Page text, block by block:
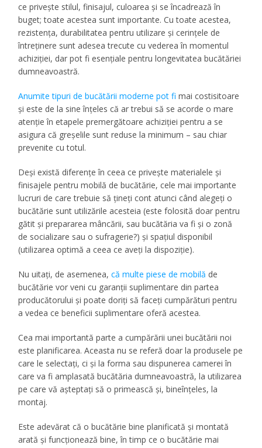
ce privește stilul, finisajul, culoarea și se încadrează în
buget; toate acestea sunt importante. Cu toate acestea,
rezistența, durabilitatea pentru utilizare și cerințele de
întreținere sunt adesea trecute cu vederea în momentul
achiziției, dar pot fi esențiale pentru longevitatea bucătăriei
dumneavoastră.
Anumite tipuri de bucătării moderne pot fi mai costisitoare
și este de la sine înțeles că ar trebui să se acorde o mare
atenție în etapele premergătoare achiziției pentru a se
asigura că greșelile sunt reduse la minimum – sau chiar
prevenite cu totul.
Deși există diferențe în ceea ce privește materialele și
finisajele pentru mobilă de bucătărie, cele mai importante
lucruri de care trebuie să țineți cont atunci când alegeți o
bucătărie sunt utilizările acesteia (este folosită doar pentru
gătit și prepararea mâncării, sau bucătăria va fi și o zonă
de socializare sau o sufragerie?) și spațiul disponibil
(utilizarea optimă a ceea ce aveți la dispoziție).
Nu uitați, de asemenea,că multe piese de mobilă de
bucătărie vor veni cu garanții suplimentare din partea
producătorului și poate doriți să faceți cumpărături pentru
a vedea ce beneficii suplimentare oferă acestea.
Cea mai importantă parte a cumpărării unei bucătării noi
este planificarea. Aceasta nu se referă doar la produsele pe
care le selectați, ci și la forma sau dispunerea camerei în
care va fi amplasată bucătăria dumneavoastră, la utilizarea
pe care vă așteptați să o primească și, bineînțeles, la
montaj.
Este adevărat că o bucătărie bine planificată și montată
arată și funcționează bine, în timp ce o bucătărie mai